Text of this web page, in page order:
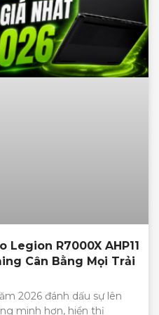
R7000X AHP11
Cân Bằng Mọi Trải
2026 đánh dấu sự lên
minh hơn, hiển thị